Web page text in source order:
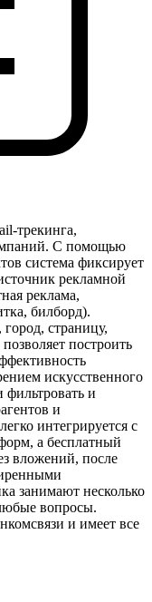
С помощью
система фиксирует
рекламной
реклама,
билборд).
страницу,
построить
искусственного
фильтровать и
и
интегрируется с
а бесплатный
вложений, после
занимают несколько
вопросы.
и имеет все